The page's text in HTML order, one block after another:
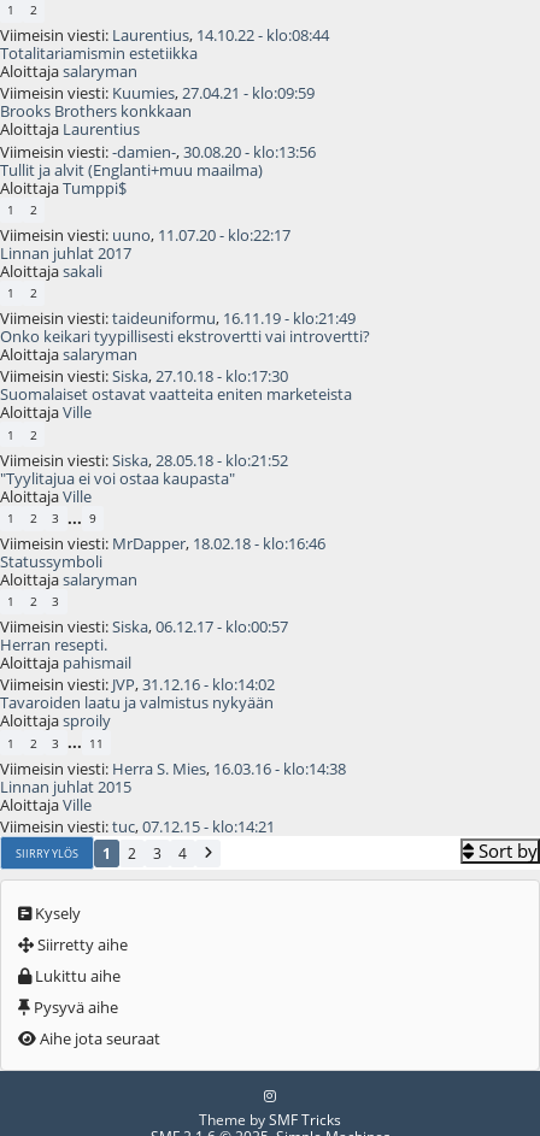
1 2
Viimeisin viesti: Laurentius, 14.10.22 - klo:08:44
Totalitariamismin estetiikka
Aloittajasalaryman
Viimeisin viesti: Kuumies,27.04.21 - klo:09:59
Brooks Brothers konkkaan
Aloittaja Laurentius
Viimeisin viesti:-damien-,30.08.20 - klo:13:56
Tullit ja alvit (Englanti+muu maailma)
AloittajaTumppi$
1 2
Viimeisin viesti: uuno, 11.07.20 - klo:22:17
Linnan juhlat 2017
Aloittajasakali
1 2
Viimeisin viesti:taideuniformu, 16.11.19 - klo:21:49
Onko keikari tyypillisesti ekstrovertti vai introvertti?
Aloittajasalaryman
Viimeisin viesti:Siska,27.10.18 - klo:17:30
Suomalaiset ostavat vaatteita eniten marketeista
AloittajaVille
1 2
Viimeisin viesti:Siska,28.05.18 - klo:21:52
"Tyylitajua ei voi ostaa kaupasta"
AloittajaVille
1 2 3 ... 9
Viimeisin viesti: MrDapper, 18.02.18 - klo:16:46
Statussymboli
Aloittajasalaryman
1 2 3
Viimeisin viesti:Siska,06.12.17 - klo:00:57
Herran resepti.
Aloittaja pahismail
Viimeisin viesti: JVP,31.12.16 - klo:14:02
Tavaroiden laatu ja valmistus nykyään
Aloittajasproily
1 2 3 ... 11
Viimeisin viesti: Herra S. Mies, 16.03.16 - klo:14:38
Linnan juhlat 2015
AloittajaVille
Viimeisin viesti:tuc,07.12.15 - klo:14:21
SIIRRY YLÖS 1 2 3 4 Sort by
Kysely
Siirretty aihe
Lukittu aihe
Pysyvä aihe
Aihe jota seuraat
Theme bySMF Tricks